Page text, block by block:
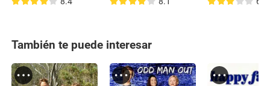
También te puede interesar